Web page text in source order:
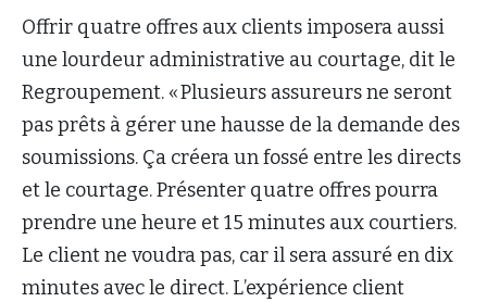
Offrir quatre offres aux clients imposera aussi
une lourdeur administrative au courtage, dit le
Regroupement. « Plusieurs assureurs ne seront
pas prêts à gérer une hausse de la demande des
soumissions. Ça créera un fossé entre les directs
et le courtage. Présenter quatre offres pourra
prendre une heure et 15 minutes aux courtiers.
Le client ne voudra pas, car il sera assuré en dix
minutes avec le direct. L’expérience client